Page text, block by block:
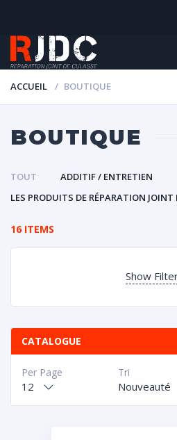
ACCUEIL BOUTIQUE
BOUTIQUE
TOUT
ADDITIF / ENTRETIEN
LES PRODUITS DE RÉPARATION JOINT
16 ITEMS
Show
CATALOGUE
Tri
Nouveauté
Per Page
12